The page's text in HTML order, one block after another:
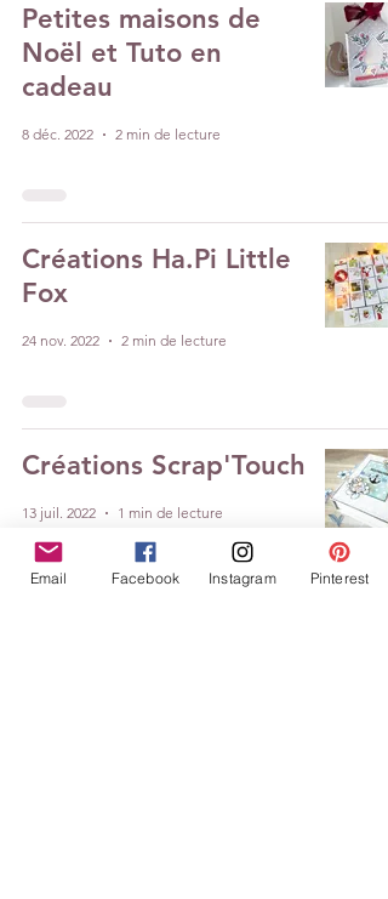
Petites maisons de
Noël et Tuto en
cadeau
8 déc. 2022 2 min de lecture
Créations Ha.Pi Little
Fox
24 nov. 2022 2 min de lecture
Créations Scrap'Touch
13 juil. 2022 1 min de lecture
Email Facebook Instagram Pinterest